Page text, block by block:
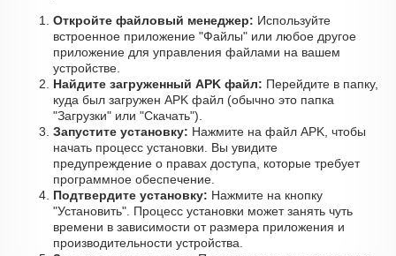
Откройте файловый менеджер: Используйте
встроенное приложение "Файлы" или любое другое
приложение для управления файлами на вашем
устройстве.
Найдите загруженный APK файл: Перейдите в папку,
куда был загружен APK файл (обычно это папка
"Загрузки" или "Скачать").
Запустите установку: Нажмите на файл APK, чтобы
начать процесс установки. Вы увидите
предупреждение о правах доступа, которые требует
программное обеспечение.
Подтвердите установку: Нажмите на кнопку
"Установить". Процесс установки может занять чуть
времени в зависимости от размера приложения и
производительности устройства.